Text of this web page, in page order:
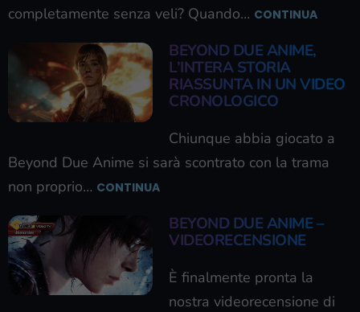
completamente senza veli? Quando… CONTINUA
BEYOND DUE ANIME,
L’INTERA STORIA
RIASSUNTA IN UN VIDEO
CRONOLOGICO
Chiunque abbia giocato a
Beyond Due Anime si sarà scontrato con la trama
non proprio… CONTINUA
BEYOND DUE ANIME –
VIDEORECENSIONE
È finalmente pronta la
nostra videorecensione di